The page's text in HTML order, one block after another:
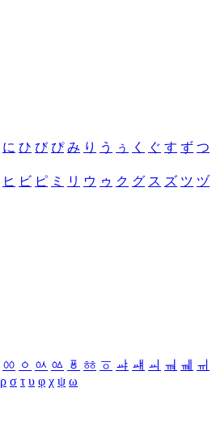
に ひ び ぴ み り う ぅ く ぐ す ず つ
ヒ ビ ピ ミ リ ウ ゥ ク グ ス ズ ツ ヅ
ㆀ ㆁ ㆂ ㆃ ㆄ ㆅ ㆆ ㆇ ㆈ ㆉ ㆊ ㆋ ㆌ
ρ σ τ υ φ χ ψ ω